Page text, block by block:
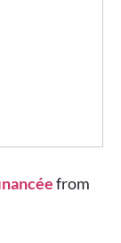
from